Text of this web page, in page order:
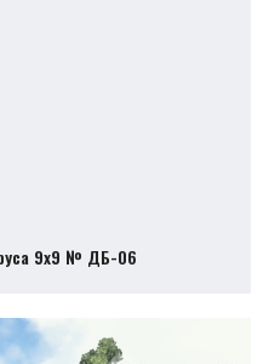
9х9 № ДБ-06